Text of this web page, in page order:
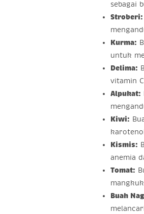
sebagai
Stroberi:
Kurma:
untuk
Delima:
vitamin
Alpukat:
Kiwi:
Kismis:
anemia
Tomat:
Buah